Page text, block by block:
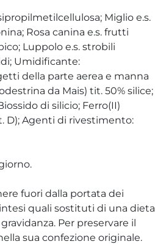
Miglio e.s.
Rosa canina e.s. frutti
Luppolo e.s. strobili
Umidificante:
della parte aerea e manna
da Mais) tit. 50% silice;
di silicio; Ferro(II)
D); Agenti di rivestimento:
fuori dalla portata dei
quali sostituti di una dieta
Per preservare il
sua confezione originale.